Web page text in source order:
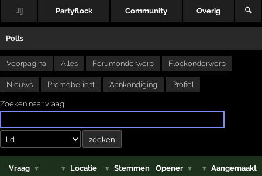
Jij Partyflock Community Overig 🔍
Polls
Voorpagina Alles Forumonderwerp Flockonderwerp
Nieuws Promobericht Aankondiging Profiel
Zoeken naar vraag:
Vraag ▼ ▼ Locatie ▼ Stemmen Opener ▼ ▼ Aangemaakt